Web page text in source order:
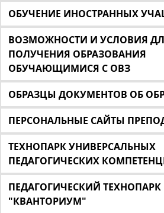
ОБУЧЕНИЕ ИНОСТРАННЫХ
ВОЗМОЖНОСТИ И УСЛОВИЯ
ПОЛУЧЕНИЯ ОБРАЗОВАНИЯ
ОБУЧАЮЩИМИСЯ С ОВЗ
ОБРАЗЦЫ ДОКУМЕНТОВ ОБ
ПЕРСОНАЛЬНЫЕ САЙТЫ
ТЕХНОПАРК УНИВЕРСАЛЬНЫХ
ПЕДАГОГИЧЕСКИХ
ПЕДАГОГИЧЕСКИЙ ТЕХНОПАРК
"КВАНТОРИУМ"